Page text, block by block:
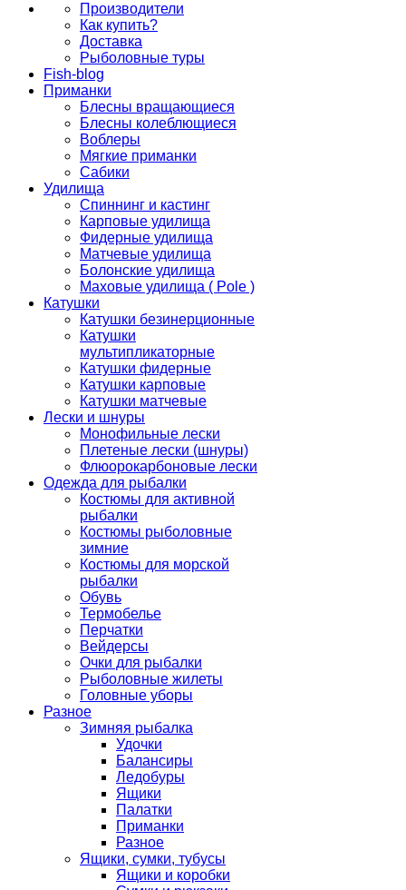
Производители
Как купить?
Доставка
Рыболовные туры
Fish-blog
Приманки
Блесны вращающиеся
Блесны колеблющиеся
Воблеры
Мягкие приманки
Сабики
Удилища
Спиннинг и кастинг
Карповые удилища
Фидерные удилища
Матчевые удилища
Болонские удилища
Маховые удилища ( Pole )
Катушки
Катушки безинерционные
Катушки
мультипликаторные
Катушки фидерные
Катушки карповые
Катушки матчевые
Лески и шнуры
Монофильные лески
Плетеные лески (шнуры)
Флюорокарбоновые лески
Одежда для рыбалки
Костюмы для активной
рыбалки
Костюмы рыболовные
зимние
Костюмы для морской
рыбалки
Обувь
Термобелье
Перчатки
Вейдерсы
Очки для рыбалки
Рыболовные жилеты
Головные уборы
Разное
Зимняя рыбалка
Удочки
Балансиры
Ледобуры
Ящики
Палатки
Приманки
Разное
Ящики, сумки, тубусы
Ящики и коробки